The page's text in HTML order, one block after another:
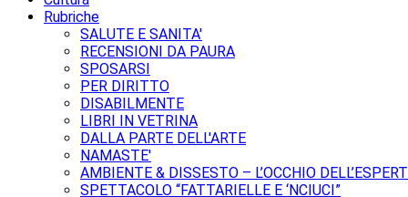
Rubriche
SALUTE E SANITA'
RECENSIONI DA PAURA
SPOSARSI
PER DIRITTO
DISABILMENTE
LIBRI IN VETRINA
DALLA PARTE DELL'ARTE
NAMASTE'
AMBIENTE & DISSESTO – L’OCCHIO
SPETTACOLO “FATTARIELLE E ‘NCIUCI”